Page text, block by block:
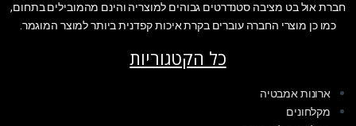
חברת אול בט מציבה סטנדרטים גבוהים למוצריה והינם מהמובילים בתחום,
כמו כן מוצרי החברה עוברים בקרת איכות קפדנית ביותר למוצר המוגמר.
כל הקטגוריות
ארונות אמבטיה
מקלחונים